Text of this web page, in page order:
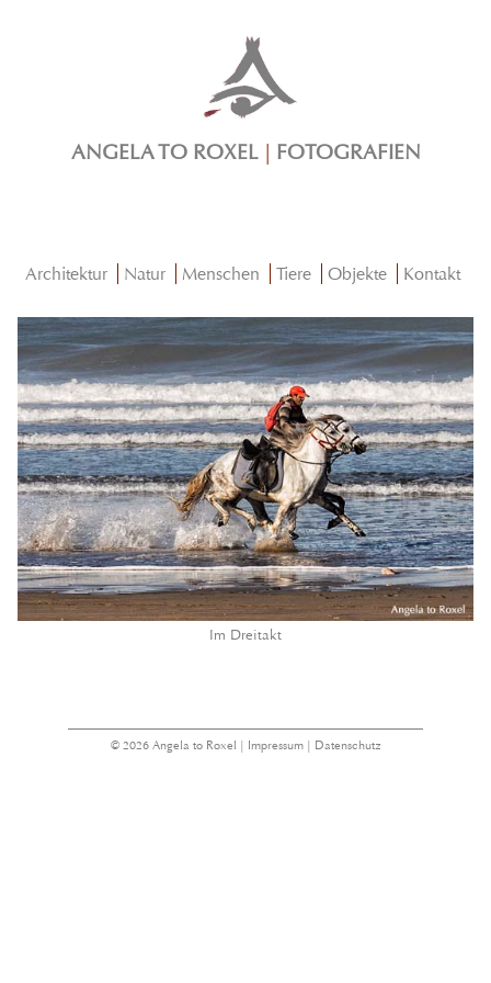
ANGELA TO ROXEL FOTOGRAFIEN
Architektur Natur Menschen Tiere Objekte Kontakt
Im Dreitakt
© 2026 Angela to Roxel | Impressum| Datenschutz